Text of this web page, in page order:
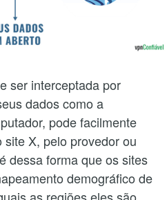
ser interceptada por
dados como a
pode facilmente
X, pelo provedor ou
dessa forma que os sites
demográfico de